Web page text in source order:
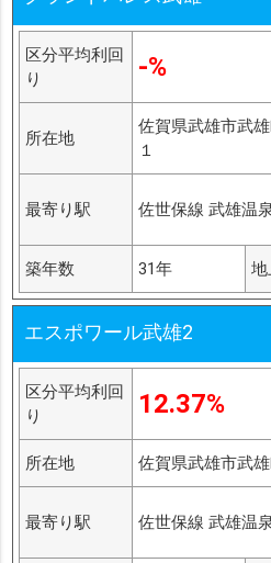
区分平均利回
り
-%
所在地
佐賀県武雄市武
１
最寄り駅 佐世保線 武雄温
築年数 31年 地
エスポワール武雄2
区分平均利回
り
12.37%
所在地 佐賀県武雄市武
最寄り駅 佐世保線 武雄温